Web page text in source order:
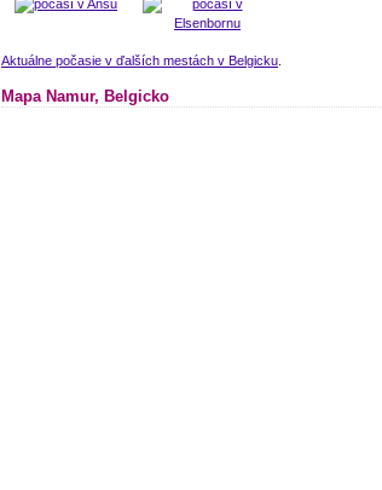
Aktuálne počasie v ďalších mestách v Belgicku
Mapa Namur, Belgicko